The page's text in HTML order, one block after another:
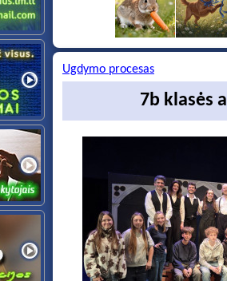
Ugdymo procesas
7b klasės